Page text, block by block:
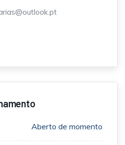
Aberto de momento